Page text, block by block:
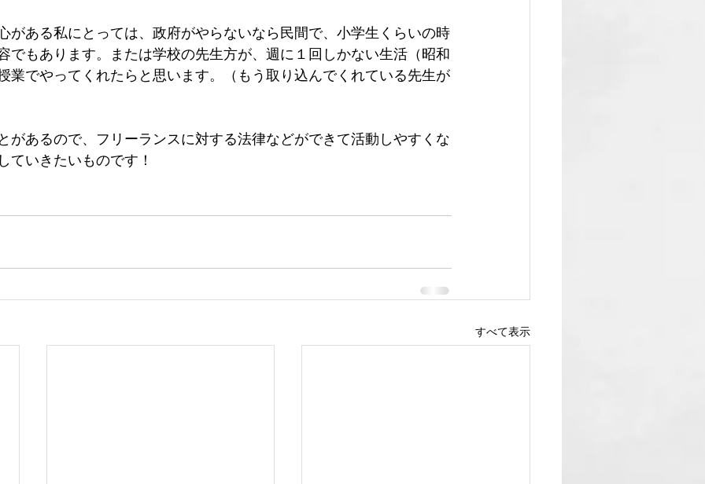
がある私にとっては、政府がやらないなら民間で、小学生くらいの時
でもあります。または学校の先生方が、週に１回しかない生活（昭和
業でやってくれたらと思います。（もう取り込んでくれている先生が
があるので、フリーランスに対する法律などができて活動しやすくな
ていきたいものです！
すべて表示